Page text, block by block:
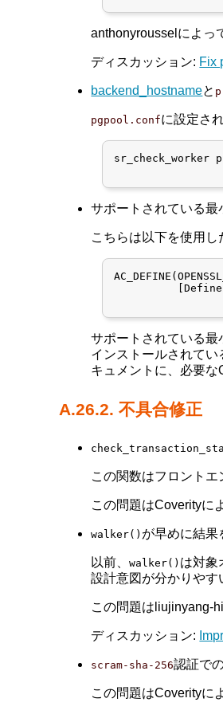
anthonyrousselによっ
ディスカッション: Fix
backend_hostnameと
pgpool.confに設定さ
sr_check_worker
サポートされている
こちらは以下を使用し
サポートされている
インストールされて
キュメントに、必要な
A.26.2. 不具合修正
この関数はフロント
この問題はCoverityに
walker() が早めに結果
以前、walker() は対象
設計意図が分かりやす
この問題はliujinyang-
ディスカッション:
scram-sha-256認証で
この問題はCoverityに